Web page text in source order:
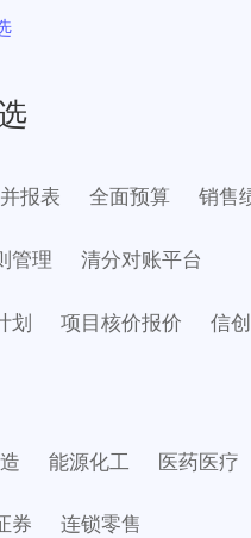
报表 全面预算 销售
管理 清分对账平台
划 项目核价报价 信
能源化工 医药医疗
券 连锁零售